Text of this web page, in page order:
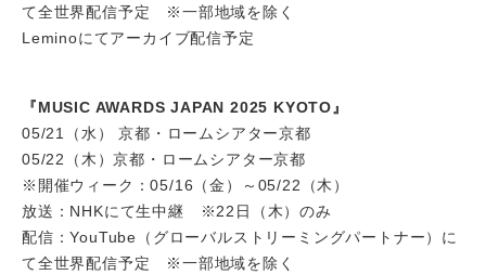
て全世界配信予定 ※一部地域を除く
Leminoにてアーカイブ配信予定
『MUSIC AWARDS JAPAN 2025 KYOTO』
05/21（水） 京都・ロームシアター京都
05/22（木）京都・ロームシアター京都
※開催ウィーク：05/16（金）～05/22（木）
放送：NHKにて生中継 ※22日（木）のみ
配信：YouTube（グローバルストリーミングパートナー）に
て全世界配信予定 ※一部地域を除く